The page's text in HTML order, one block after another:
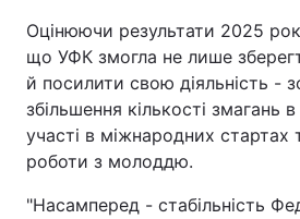
Оцінюючи результати 2025
що УФК змогла не лише
й посилити свою діяльність -
збільшення кількості змагань в
участі в міжнародних стартах
роботи з молоддю.
"Насамперед - стабільність